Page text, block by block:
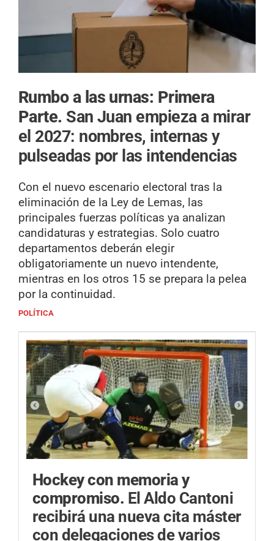
Rumbo a las urnas: Primera
Parte. San Juan empieza a mirar
el 2027: nombres, internas y
pulseadas por las intendencias
Con el nuevo escenario electoral tras la
eliminación de la Ley de Lemas, las
principales fuerzas políticas ya analizan
candidaturas y estrategias. Solo cuatro
departamentos deberán elegir
obligatoriamente un nuevo intendente,
mientras en los otros 15 se prepara la pelea
por la continuidad.
POLÍTICA
Hockey con memoria y
compromiso. El Aldo Cantoni
recibirá una nueva cita máster
con delegaciones de varios